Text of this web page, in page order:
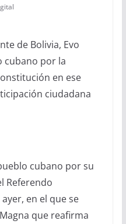
de Bolivia, Evo
cubano por la
en ese
ciudadana
cubano por su
Referendo
en el que se
que reafirma